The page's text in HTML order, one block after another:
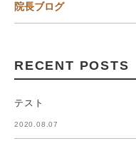
院長ブログ
RECENT POSTS
テスト
2020.08.07